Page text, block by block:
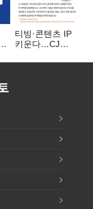
티빙·콘텐츠 IP
키운다…CJ
글로벌 확장 가속